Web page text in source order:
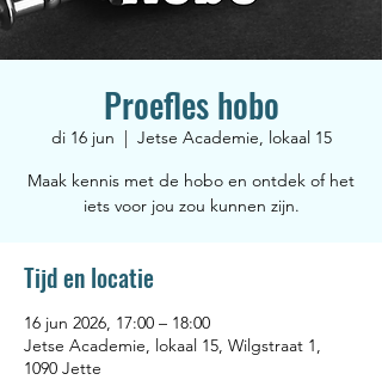
Proefles hobo
di 16 jun
  |
Jetse Academie, lokaal 15
Maak kennis met de hobo en ontdek of het
iets voor jou zou kunnen zijn.
Tijd en locatie
16 jun 2026, 17:00 – 18:00
Jetse Academie, lokaal 15, Wilgstraat 1,
1090 Jette